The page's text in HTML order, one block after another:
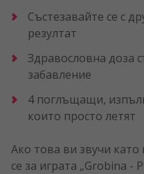
Състезавайте се с
резултат
Здравословна доза
забавление
4 поглъщащи,
които просто летят
Ако това ви звучи
се за играта „Grobina -